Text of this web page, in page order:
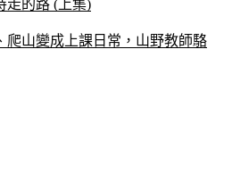
走的路 (上集)
爬山變成上課日常，山野教師駱